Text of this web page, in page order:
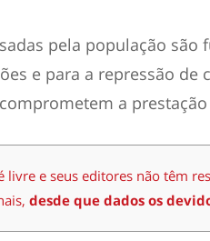
pela população são
e para a repressão de
a
livre e seus editores não têm
desde que dados os